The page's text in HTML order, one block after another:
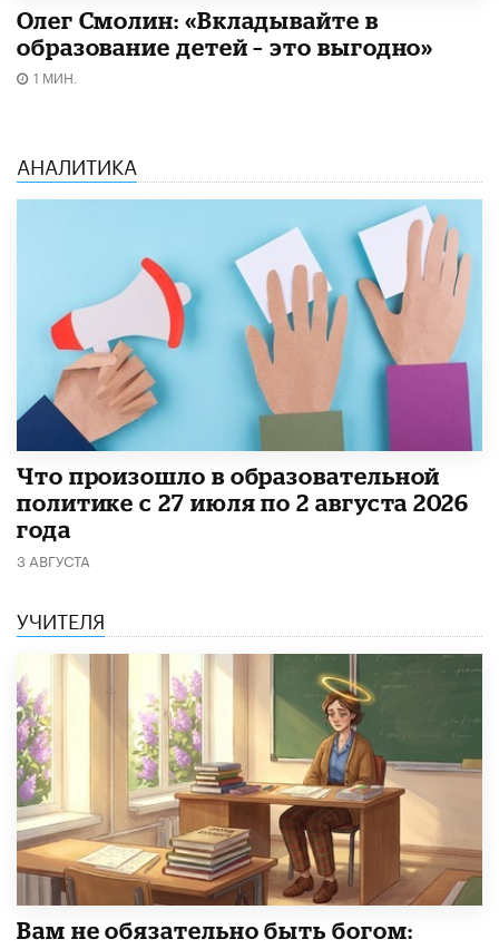
Олег Смолин: «Вкладывайте в
образование детей – это выгодно»
1 МИН.
АНАЛИТИКА
​Что произошло в образовательной
политике с 27 июля по 2 августа 2026
года
3 АВГУСТА
УЧИТЕЛЯ
​Вам не обязательно быть богом: